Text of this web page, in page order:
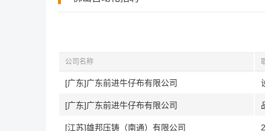
公司名称
[广东]广东前进牛仔布有限公司
[广东]广东前进牛仔布有限公司
[江苏]雄邦压铸（南通）有限公司